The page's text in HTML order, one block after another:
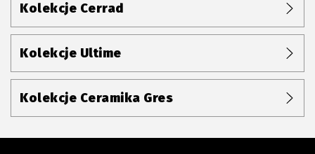
Kolekcje Cerrad
Kolekcje Ultime
Kolekcje Ceramika Gres